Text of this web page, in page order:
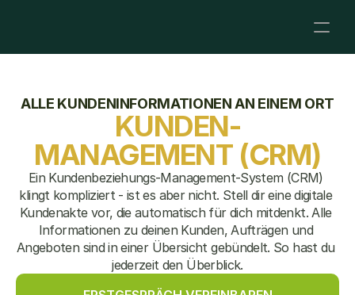
ALLE KUNDENINFORMATIONEN AN EINEM ORT
KUNDEN-
MANAGEMENT (CRM)
Ein Kundenbeziehungs-Management-System (CRM)
klingt kompliziert - ist es aber nicht. Stell dir eine digitale
Kundenakte vor, die automatisch für dich mitdenkt. Alle
Informationen zu deinen Kunden, Aufträgen und
Angeboten sind in einer Übersicht gebündelt. So hast du
jederzeit den Überblick.